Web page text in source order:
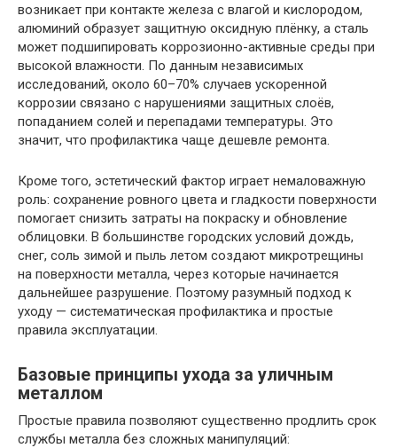
возникает при контакте железа с влагой и кислородом,
алюминий образует защитную оксидную плёнку, а сталь
может подшипировать коррозионно-активные среды при
высокой влажности. По данным независимых
исследований, около 60–70% случаев ускоренной
коррозии связано с нарушениями защитных слоёв,
попаданием солей и перепадами температуры. Это
значит, что профилактика чаще дешевле ремонта.
Кроме того, эстетический фактор играет немаловажную
роль: сохранение ровного цвета и гладкости поверхности
помогает снизить затраты на покраску и обновление
облицовки. В большинстве городских условий дождь,
снег, соль зимой и пыль летом создают микротрещины
на поверхности металла, через которые начинается
дальнейшее разрушение. Поэтому разумный подход к
уходу — систематическая профилактика и простые
правила эксплуатации.
Базовые принципы ухода за уличным
металлом
Простые правила позволяют существенно продлить срок
службы металла без сложных манипуляций: